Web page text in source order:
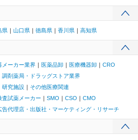
県 山口県 徳島県 香川県 高知県
メーカー業界 医薬品卸 医療機器卸
CRO
調剤薬局・ドラッグストア業界
研究施設
その他医療関連
査試薬メーカー
SMO CSO
CMO
告代理店・出版社・マーケティング・リサーチ